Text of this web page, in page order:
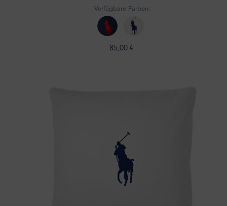
Verfügbare Farben:
85,00 €